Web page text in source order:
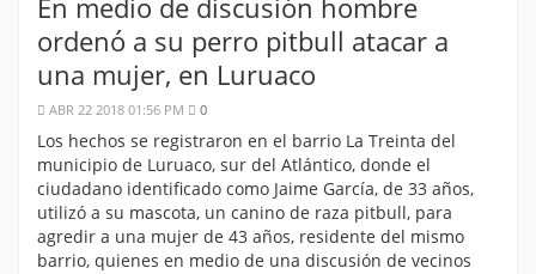
En medio de discusión hombre
ordenó a su perro pitbull atacar a
una mujer, en Luruaco
ABR 22 2018 01:56 PM 0
Los hechos se registraron en el barrio La Treinta del
municipio de Luruaco, sur del Atlántico, donde el
ciudadano identificado como Jaime García, de 33 años,
utilizó a su mascota, un canino de raza pitbull, para
agredir a una mujer de 43 años, residente del mismo
barrio, quienes en medio de una discusión de vecinos